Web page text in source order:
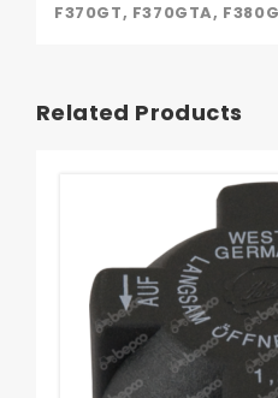
F370GT, F370GTA,
Related Products